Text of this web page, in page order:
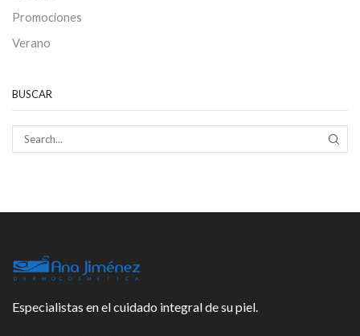
Promociones
Verano
BUSCAR
Especialistas en el cuidado integral de su piel.